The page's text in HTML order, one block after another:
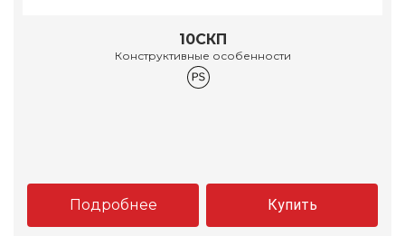
10СКП
Конструктивные особенности
Подробнее Купить